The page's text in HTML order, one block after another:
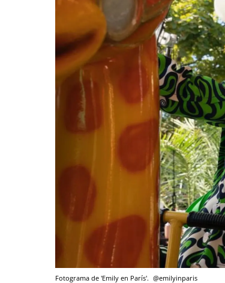
Fotograma de 'Emily en París'. @emilyinparis